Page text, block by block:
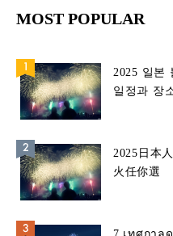
MOST POPULAR
2025 일본
일정과 장
2025日本人氣煙
火任你選